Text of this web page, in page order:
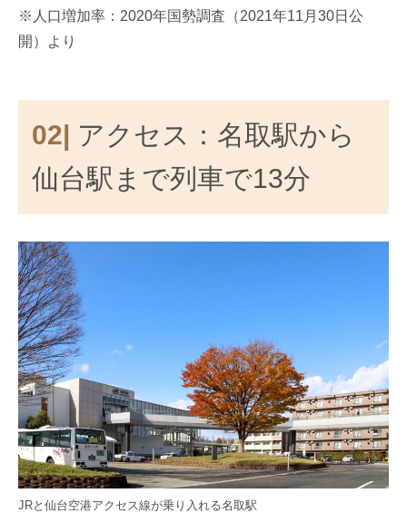
※人口増加率：2020年国勢調査（2021年11月30日公
開）より
02| アクセス：名取駅から
仙台駅まで列車で13分
JRと仙台空港アクセス線が乗り入れる名取駅